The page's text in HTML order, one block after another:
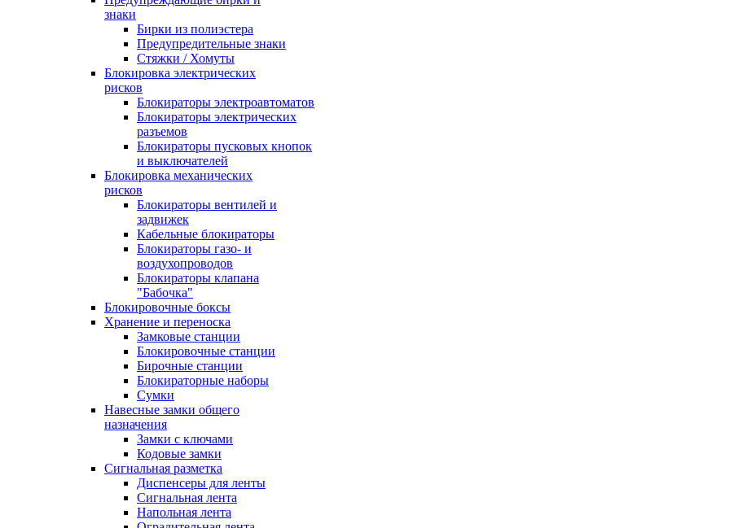
знаки
Бирки из полиэстера
Предупредительные знаки
Стяжки / Хомуты
Блокировка электрических
рисков
Блокираторы электроавтоматов
Блокираторы электрических
разъемов
Блокираторы пусковых кнопок
и выключателей
Блокировка механических
рисков
Блокираторы вентилей и
задвижек
Кабельные блокираторы
Блокираторы газо- и
воздухопроводов
Блокираторы клапана
"Бабочка"
Блокировочные боксы
Хранение и переноска
Замковые станции
Блокировочные станции
Бирочные станции
Блокираторные наборы
Сумки
Навесные замки общего
назначения
Замки с ключами
Кодовые замки
Сигнальная разметка
Диспенсеры для ленты
Сигнальная лента
Напольная лента